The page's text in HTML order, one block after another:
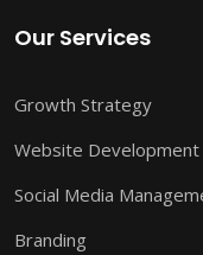
Our Services
Growth Strategy
Website Development
Social Media
Branding